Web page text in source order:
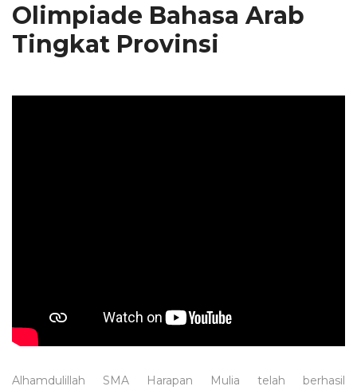
Olimpiade Bahasa Arab
Tingkat Provinsi
Alhamdulillah SMA Harapan Mulia telah berhasil